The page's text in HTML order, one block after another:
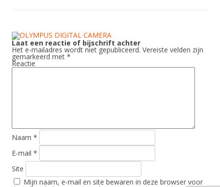
Laat een reactie of bijschrift achter
Het e-mailadres wordt niet gepubliceerd. Vereiste velden zijn
gemarkeerd met *
Reactie
Naam *
E-mail *
Site
Mijn naam, e-mail en site bewaren in deze browser voor